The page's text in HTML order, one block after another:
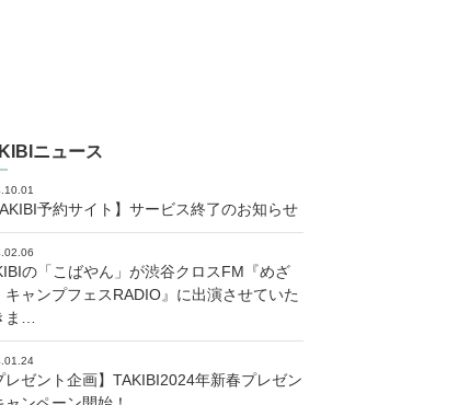
ニュース
予約サイト】サービス終了のお知らせ
の「こばやん」が渋谷クロスFM『めざ
キャンプフェスRADIO』に出演させていた
ま…
レゼント企画】TAKIBI2024年新春プレゼン